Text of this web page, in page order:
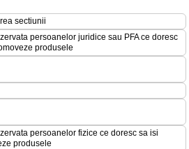
sectiunii
persoanelor juridice sau PFA ce doresc
produsele
persoanelor fizice ce doresc sa isi
produsele